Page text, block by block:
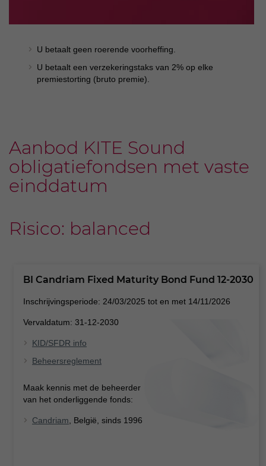
U betaalt geen roerende voorheffing.
U betaalt een verzekeringstaks van 2% op elke
premiestorting (bruto premie).
Aanbod KITE Sound
obligatiefondsen met vaste
einddatum
Risico: balanced
BI Candriam Fixed Maturity Bond Fund 12-2030
Inschrijvingsperiode: 24/03/2025 tot en met 14/11/2026
Vervaldatum: 31-12-2030
KID/SFDR info
Beheersreglement
Maak kennis met de beheerder
van het onderliggende fonds:
Candriam , België, sinds 1996